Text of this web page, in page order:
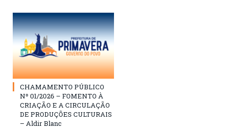
CHAMAMENTO PÚBLICO
Nº 01/2026 – FOMENTO À
CRIAÇÃO E A CIRCULAÇÃO
DE PRODUÇÕES CULTURAIS
– Aldir Blanc